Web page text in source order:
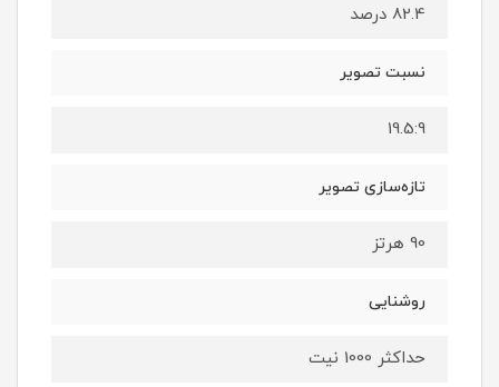
82.4 درصد
نسبت تصویر
19.5:9
تازه‌سازی تصویر
90 هرتز
روشنایی
حداکثر 1000 نیت